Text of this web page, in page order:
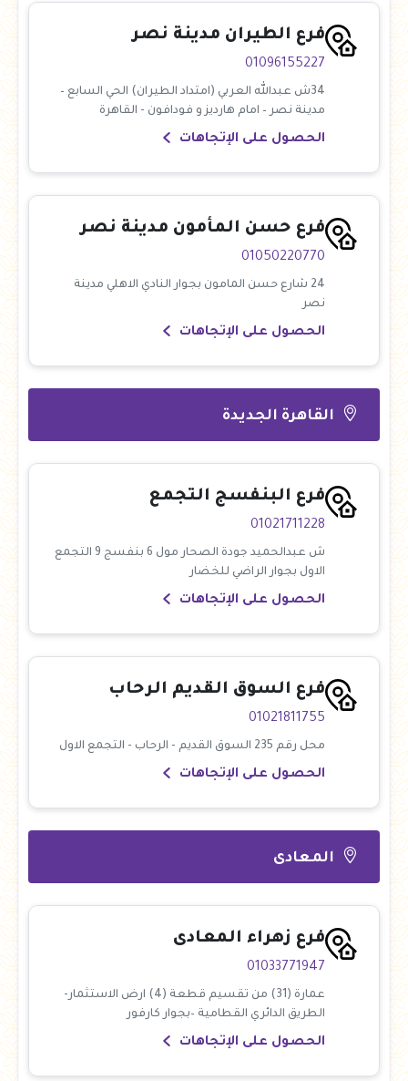
فرع الطيران مدينة نصر
01096155227
34ش عبدالله العربي (امتداد الطيران) الحي السابع –
مدينة نصر – امام هارديز و فودافون - القاهرة
الحصول على الإتجاهات
فرع حسن المأمون مدينة نصر
01050220770
24 شارع حسن المامون بجوار النادي الاهلي مدينة
نصر
الحصول على الإتجاهات
القاهرة الجديدة
فرع البنفسج التجمع
01021711228
ش عبدالحميد جودة الصحار مول 6 بنفسج 9 التجمع
الاول بجوار الراضي للخضار
الحصول على الإتجاهات
فرع السوق القديم الرحاب
01021811755
محل رقم 235 السوق القديم - الرحاب - التجمع الاول
الحصول على الإتجاهات
المعادى
فرع زهراء المعادى
01033771947
عمارة (31) من تقسيم قطعة (4) ارض الاستثمار-
الطريق الدائري القطامية –بجوار كارفور
الحصول على الإتجاهات